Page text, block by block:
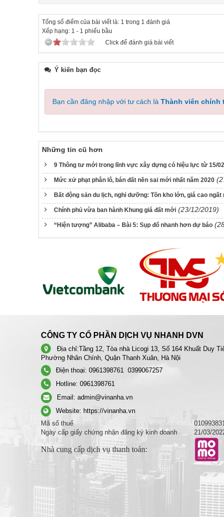
Tổng số điểm của bài viết là: 1 trong 1 đánh giá
Xếp hạng: 1 - 1 phiếu bầu
Click để đánh giá bài viết
Ý kiến bạn đọc
Bạn cần đăng nhập với tư cách là Thành viên chính
Những tin cũ hơn
9 Thông tư mới trong lĩnh vực xây dựng có hiệu lực từ 15/
Mức xử phạt phân lô, bán đất nền sai mới nhất năm 2020
Bất động sản du lịch, nghỉ dưỡng: Tồn kho lớn, giá cao
Chính phủ vừa ban hành Khung giá đất mới (23/12/2019)
“Hiện tượng” Alibaba – Bài 5: Sụp đổ nhanh hơn dự báo
CÔNG TY CỔ PHẦN DỊCH VỤ NHANH DVN
Địa chỉ:Tầng 12, Tòa nhà Licogi 13, Số 164 Khuất Duy
Phường Nhân Chính, Quận Thanh Xuân, Hà Nội
Điện thoại: 0961398761 0399067257
Hotline: 0961398761
Email: admin@vinanha.vn
Website: https://vinanha.vn
Mã số thuế
Ngày cấp giấy chứng nhận đăng ký kinh doanh
21/03/
Nhà cung cấp dịch vụ thanh toán: